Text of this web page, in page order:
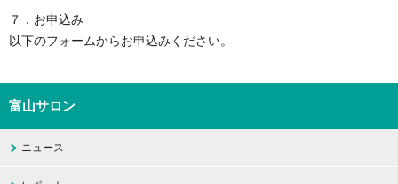
７．お申込み
以下のフォームからお申込みください。
富山サロン
ニュース